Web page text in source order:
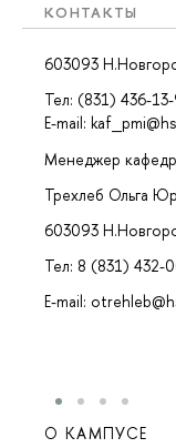
КОНТАКТЫ
603093
Тел: (831) 436-
E-mail:
Менеджер
Трехлеб Ольга
603093
Тел: 8 (831) 432-
E-mail:
О КАМПУСЕ